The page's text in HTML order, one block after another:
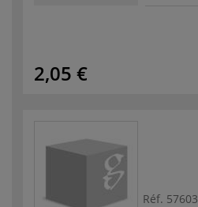
2,05 €
Réf. 57603